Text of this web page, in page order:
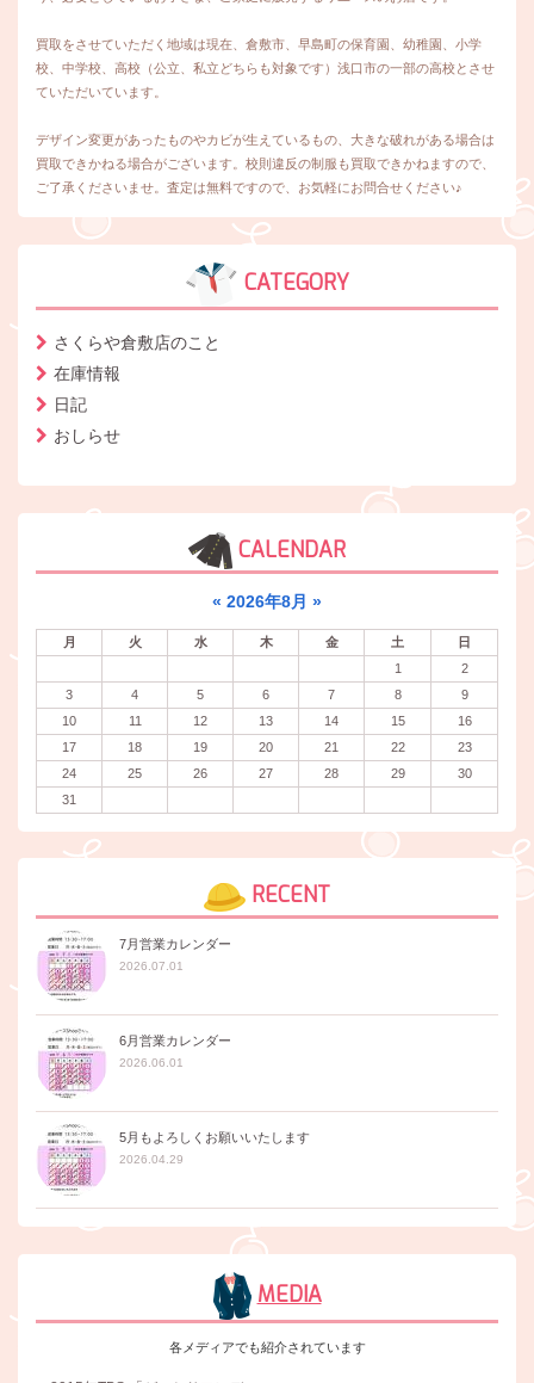
買取をさせていただく地域は現在、倉敷市、早島町の保育園、幼稚園、小学
校、中学校、高校（公立、私立どちらも対象です）浅口市の一部の高校とさせ
ていただいています。
デザイン変更があったものやカビが生えているもの、大きな破れがある場合は
買取できかねる場合がございます。校則違反の制服も買取できかねますので、
ご了承くださいませ。査定は無料ですので、お気軽にお問合せください♪
CATEGORY
さくらや倉敷店のこと
在庫情報
日記
おしらせ
CALENDAR
« 2026年8月 »
月 火 水 木 金 土
日
1
2
3
4 5 6 7 8
9
10
11 12 13 14 15
16
17
18 19 20 21 22
23
24
25 26 27 28 29
30
31
RECENT
7月営業カレンダー
2026.07.01
6月営業カレンダー
2026.06.01
5月もよろしくお願いいたします
2026.04.29
MEDIA
各メディアでも紹介されています